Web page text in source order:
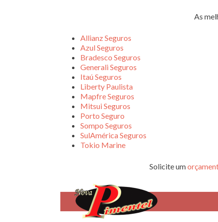
As
Allianz Seguros
Azul Seguros
Bradesco Seguros
Generali Seguros
Itaú Seguros
Liberty Paulista
Mapfre Seguros
Mitsui Seguros
Porto Seguro
Sompo Seguros
SulAmérica Seguros
Tokio Marine
Solicite um